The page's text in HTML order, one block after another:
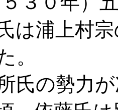
は浦上村
。
氏の勢力